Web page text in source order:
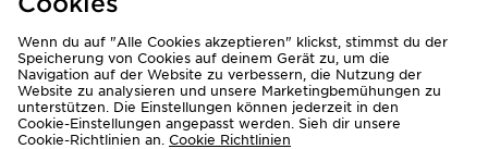
Nike Swoosh Fleece Tracksuit
Under Armour ArmourVent Cap
Wenn du auf "Alle Cookies akzeptieren" klickst, stimmst du der
Speicherung von Cookies auf deinem Gerät zu, um die
Navigation auf der Website zu verbessern, die Nutzung der
Website zu analysieren und unsere Marketingbemühungen zu
unterstützen. Die Einstellungen können jederzeit in den
Cookie-Einstellungen angepasst werden. Sieh dir unsere
Cookie-Richtlinien an. Cookie Richtlinien